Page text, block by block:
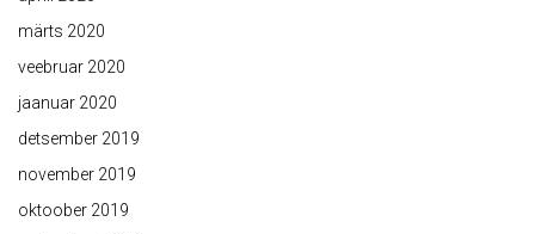
märts 2020
veebruar 2020
jaanuar 2020
detsember 2019
november 2019
oktoober 2019